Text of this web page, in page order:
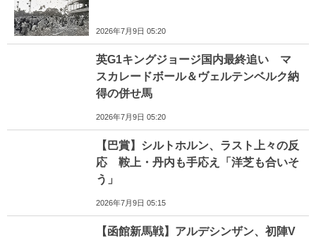
2026年7月9日 05:20
英G1キングジョージ国内最終追い マ
スカレードボール＆ヴェルテンベルク納
得の併せ馬
2026年7月9日 05:20
【巴賞】シルトホルン、ラスト上々の反
応 鞍上・丹内も手応え「洋芝も合いそ
う」
2026年7月9日 05:15
【函館新馬戦】アルデシンザン、初陣V